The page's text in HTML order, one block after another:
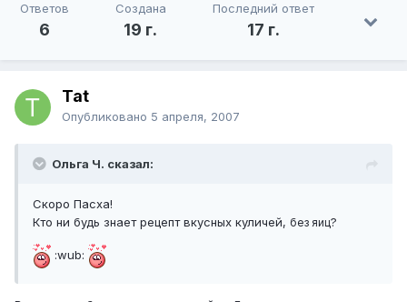
Ответов
6
Создана
19 г.
Последний ответ
17 г.
Tat
Опубликовано 5 апреля, 2007
Ольга Ч. сказал:
Скоро Пасха!
Кто ни будь знает рецепт вкусных куличей, без яиц?
:wub: